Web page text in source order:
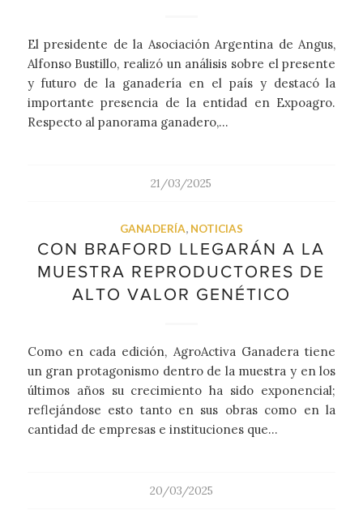
El presidente de la Asociación Argentina de Angus,
Alfonso Bustillo, realizó un análisis sobre el presente
y futuro de la ganadería en el país y destacó la
importante presencia de la entidad en Expoagro.
Respecto al panorama ganadero,…
21/03/2025
GANADERÍA, NOTICIAS
CON BRAFORD LLEGARÁN A LA
MUESTRA REPRODUCTORES DE
ALTO VALOR GENÉTICO
Como en cada edición, AgroActiva Ganadera tiene
un gran protagonismo dentro de la muestra y en los
últimos años su crecimiento ha sido exponencial;
reflejándose esto tanto en sus obras como en la
cantidad de empresas e instituciones que…
20/03/2025